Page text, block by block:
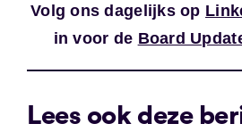
Volg ons dagelijks op
in voor de Board
Lees ook deze